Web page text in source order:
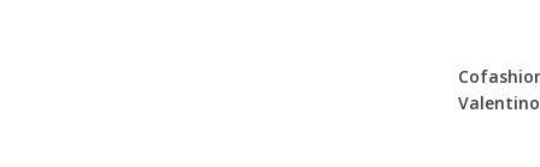
Valentino